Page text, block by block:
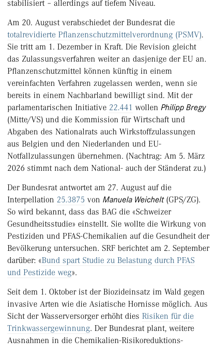
stabilisiert – allerdings auf tiefem Niveau.
Am 20. August verabschiedet der Bundesrat die
totalrevidierte Pflanzenschutzmittelverordnung (PSMV).
Sie tritt am 1. Dezember in Kraft. Die Revision gleicht
das Zulassungsverfahren weiter an dasjenige der EU an.
Pflanzenschutzmittel können künftig in einem
vereinfachten Verfahren zugelassen werden, wenn sie
bereits in einem Nachbarland bewilligt sind. Mit der
parlamentarischen Initiative 22.441 wollen Philipp Bregy
(Mitte/VS) und die Kommission für Wirtschaft und
Abgaben des Nationalrats auch Wirkstoffzulassungen
aus Belgien und den Niederlanden und EU-
Notfallzulassungen übernehmen. (Nachtrag: Am 5. März
2026 stimmt nach dem National- auch der Ständerat zu.)
Der Bundesrat antwortet am 27. ­August auf die
Interpellation 25.3875 von Manue­la Weichelt(GPS/ZG).
So wird bekannt, dass das BAG die «Schweizer
Gesundheitsstudie» einstellt. Sie wollte die Wirkung von
Pestiziden und PFAS-Chemikalien auf die Gesundheit der
Bevölkerung untersuchen. SRF berichtet am 2. September
darüber: «Bund spart Studie zu Belastung durch PFAS
und Pestizide weg».
Seit dem 1. Oktober ist der Biozideinsatz im Wald gegen
invasive Arten wie die Asiatische Hornisse möglich. Aus
Sicht der Wasserversorger erhöht dies Risiken für die
Trinkwassergewinnung. Der Bundesrat plant, weitere
Ausnahmen in die Chemikalien-Risikoreduktions-